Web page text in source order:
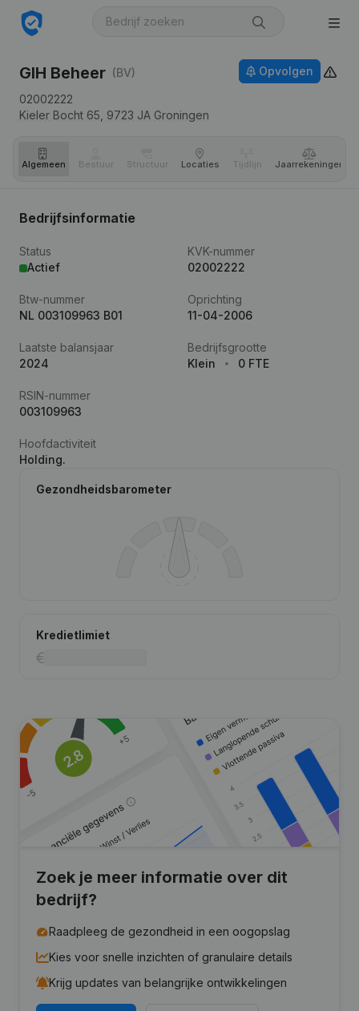
GIH Beheer (BV)
02002222
Kieler Bocht 65, 9723 JA Groningen
Opvolgen
Algemeen Bestuur Structuur Locaties Tijdlijn Jaar­rekeningen
Bedrijfsinformatie
Status
Actief
KVK-nummer
02002222
Btw-nummer
NL 003109963 B01
Oprichting
11-04-2006
Laatste balansjaar
2024
Bedrijfsgrootte
Klein
0 FTE
RSIN-nummer
003109963
Hoofdactiviteit
Holding.
Gezondheidsbarometer
Kredietlimiet
Zoek je meer informatie over dit
bedrijf?
Raadpleeg de gezondheid in een oogopslag
Kies voor snelle inzichten of granulaire details
Krijg updates van belangrijke ontwikkelingen